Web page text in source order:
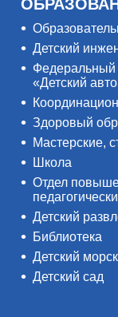
Детский
Федеральный
«Детский
Здоровый
Мастерские,
Школа
Отдел
Детский
Библиотека
Детский
Детский сад